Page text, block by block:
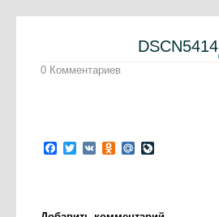
DSCN5414
0 Комментариев
Facebook
Twitter
VK Odnoklassniki
Mail.Ru